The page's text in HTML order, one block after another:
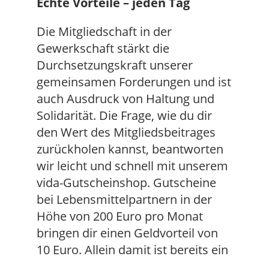
Die Mitgliedschaft in der
Gewerkschaft stärkt die
Durchsetzungskraft unserer
gemeinsamen Forderungen und ist
auch Ausdruck von Haltung und
Solidarität. Die Frage, wie du dir
den Wert des Mitgliedsbeitrages
zurückholen kannst, beantworten
wir leicht und schnell mit unserem
vida-Gutscheinshop. Gutscheine
bei Lebensmittelpartnern in der
Höhe von 200 Euro pro Monat
bringen dir einen Geldvorteil von
10 Euro. Allein damit ist bereits ein